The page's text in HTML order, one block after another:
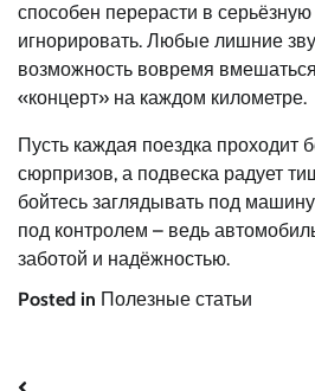
способен перерасти в
игнорировать. Любые лишние
возможность вовремя
«концерт» на каждом километре.
Пусть каждая поездка проходит
сюрпризов, а подвеска радует
бойтесь заглядывать под
под контролем – ведь
заботой и надёжностью.
Posted in Полезные статьи